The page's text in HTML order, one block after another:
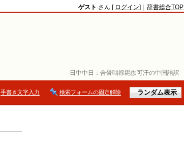
日中中日： 合骨咄禄毘伽可汗の中国語訳
ゲスト さん [ ログイン] | 辞書総合TOP
手書き文字入力 検索フォームの固定解除